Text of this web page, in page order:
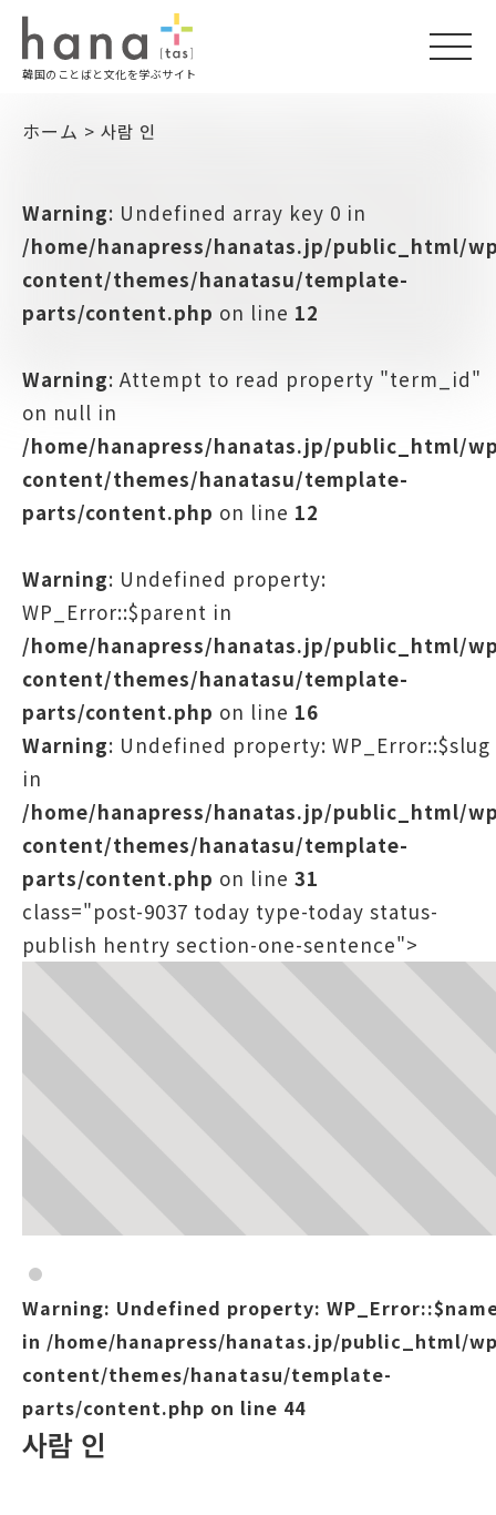
韓国のことばと文化を学ぶサイト
ホーム > 사람 인
Warning: Undefined array key 0 in
/home/hanapress/hanatas.jp/public_html/
content/themes/hanatasu/template-
parts/content.php on line 12
Warning: Attempt to read property "term_id"
on null in
/home/hanapress/hanatas.jp/public_html/
content/themes/hanatasu/template-
parts/content.php on line 12
Warning: Undefined property:
WP_Error::$parent in
/home/hanapress/hanatas.jp/public_html/
content/themes/hanatasu/template-
parts/content.php on line 16
Warning: Undefined property: WP_Error::$slug
in
/home/hanapress/hanatas.jp/public_html/
content/themes/hanatasu/template-
parts/content.php on line 31
class="post-9037 today type-today status-
publish hentry section-one-sentence">
Warning: Undefined property:
in /home/hanapress/hanatas.jp/public_html/
content/themes/hanatasu/template-
parts/content.php on line 44
사람 인